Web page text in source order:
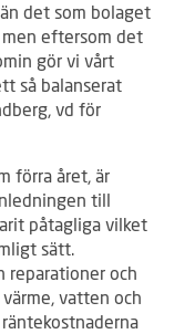
det som bolaget
eftersom det
gör vi vårt
så balanserat
vd för
förra året, är
till
påtagliga vilket
sätt.
reparationer och
vatten och